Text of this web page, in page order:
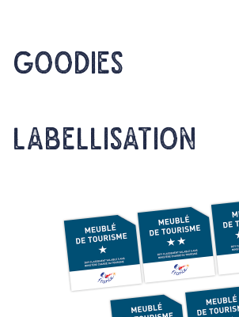
GOODIES
LABELLISATION